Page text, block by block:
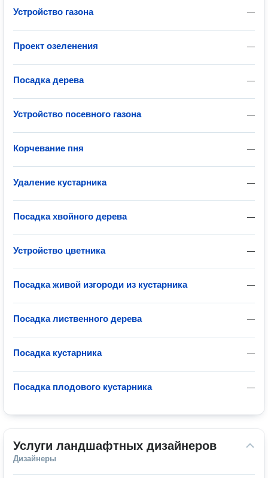
—
Устройство газона
—
Проект озеленения
—
Посадка дерева
—
Устройство посевного газона
—
Корчевание пня
—
Удаление кустарника
—
Посадка хвойного дерева
—
Устройство цветника
—
Посадка живой изгороди из кустарника
—
Посадка лиственного дерева
—
Посадка кустарника
—
Посадка плодового кустарника
Услуги ландшафтных дизайнеров
Дизайнеры